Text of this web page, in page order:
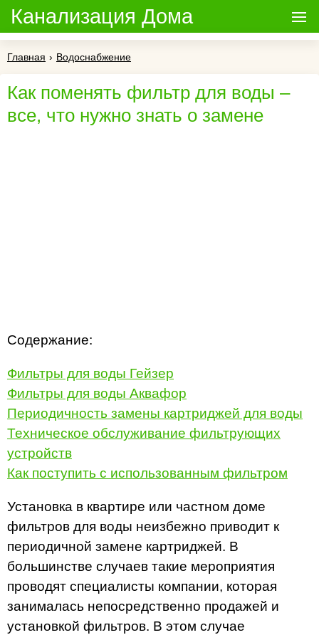
Канализация Дома
Главная › Водоснабжение
Как поменять фильтр для воды –
все, что нужно знать о замене
Содержание:
Фильтры для воды Гейзер
Фильтры для воды Аквафор
Периодичность замены картриджей для воды
Техническое обслуживание фильтрующих
устройств
Как поступить с использованным фильтром
Установка в квартире или частном доме
фильтров для воды неизбежно приводит к
периодичной замене картриджей. В
большинстве случаев такие мероприятия
проводят специалисты компании, которая
занималась непосредственно продажей и
установкой фильтров. В этом случае